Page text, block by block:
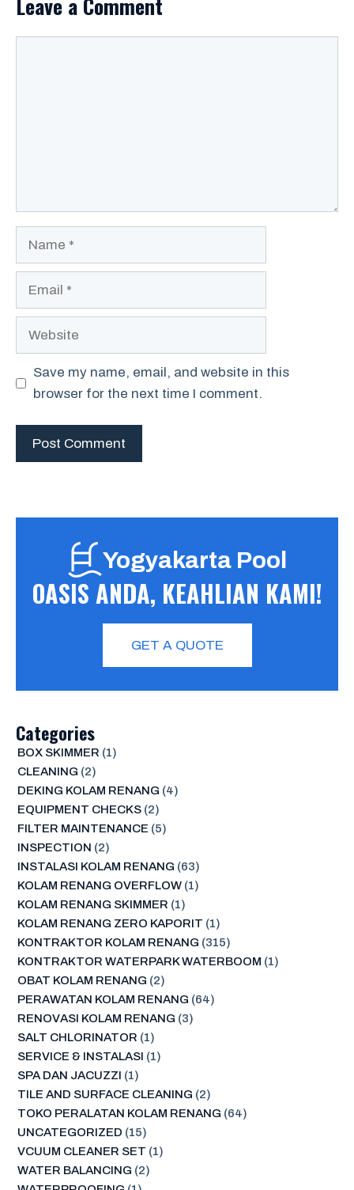
Website
Save my name, email, and website in this
browser for the next time I comment.
Yogyakarta Pool
OASIS ANDA, KEAHLIAN KAMI!
GET A QUOTE
Categories
BOX SKIMMER (1)
CLEANING (2)
DEKING KOLAM RENANG (4)
EQUIPMENT CHECKS(2)
FILTER MAINTENANCE (5)
INSPECTION (2)
INSTALASI KOLAM RENANG (63)
KOLAM RENANG OVERFLOW(1)
KOLAM RENANG SKIMMER (1)
KOLAM RENANG ZERO KAPORIT (1)
KONTRAKTOR KOLAM RENANG (315)
KONTRAKTOR WATERPARK WATERBOOM (1)
OBAT KOLAM RENANG (2)
PERAWATAN KOLAM RENANG (64)
RENOVASI KOLAM RENANG (3)
SALT CHLORINATOR (1)
SERVICE & INSTALASI (1)
SPA DAN JACUZZI (1)
TILE AND SURFACE CLEANING (2)
TOKO PERALATAN KOLAM RENANG (64)
UNCATEGORIZED (15)
VCUUM CLEANER SET (1)
WATER BALANCING (2)